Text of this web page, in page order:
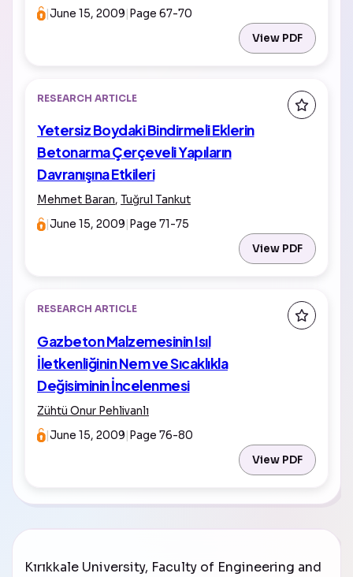
|June 15, 2009 Page 67-70
View PDF
RESEARCH ARTICLE
Yetersiz Boydaki Bindirmeli Eklerin
Betonarma Çerçeveli Yapıların
Davranışına Etkileri
Mehmet Baran, Tuğrul Tankut
|June 15, 2009 Page 71-75
View PDF
RESEARCH ARTICLE
Gazbeton Malzemesinin Isıl
İletkenliğinin Nem ve Sıcaklıkla
Değisiminin İncelenmesi
Zühtü Onur Pehlivanlı
|June 15, 2009 Page 76-80
View PDF
Kırıkkale University, Faculty of Engineering and